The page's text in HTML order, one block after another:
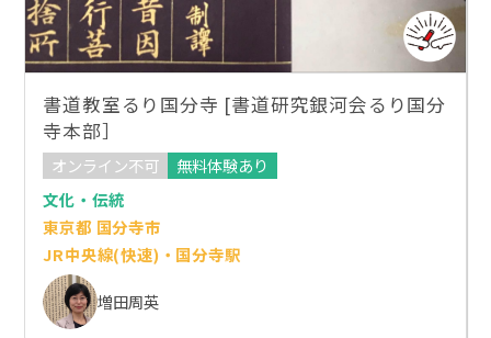
書道教室るり国分寺 [書道研究銀河会るり国分
寺本部］
オンライン不可
無料体験あり
文化・伝統
東京都 国分寺市
JR中央線(快速)・国分寺駅
増田周英